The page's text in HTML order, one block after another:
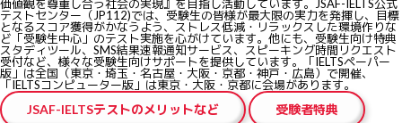
価値観を尊重し合う社会の実現』を目指し活動しています。JSAF-IELTS公式
テストセンター（JP112)では、受験生の皆様が最大限の実力を発揮し、目標
となるスコア獲得がかなうよう、ストレス低減・リラックスした環境作りな
ど 「受験生中心」のテスト実施を心がけています。他にも、受験生向け特典
スタディツール、SMS結果速報通知サービス、スピーキング時間リクエスト
受付など、様々な受験生向けサポートを提供しています。「IELTSペーパー
版」は全国（東京・埼玉・名古屋・大阪・京都・神戸・広島）で開催、
「IELTSコンピューター版」は東京・大阪・京都に会場があります。
JSAF-IELTSテストのメリットなど 受験者特典